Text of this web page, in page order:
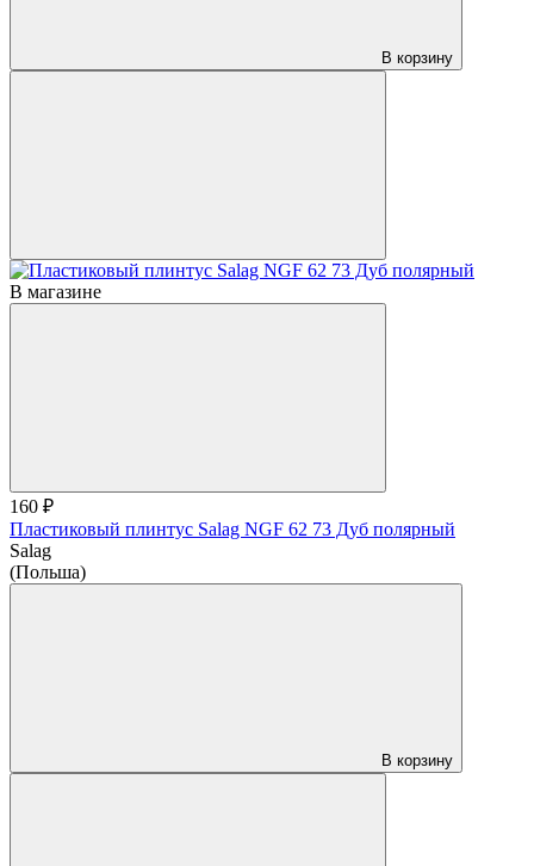
В корзину
В магазине
160 ₽
Пластиковый плинтус Salag NGF 62 73 Дуб полярный
Salag
(Польша)
В корзину